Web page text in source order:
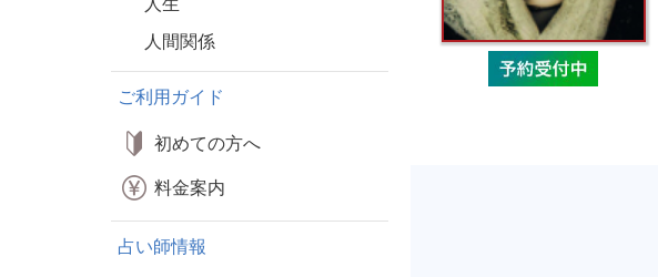
人間関係
ご利用ガイド
初めての方へ
料金案内
占い師情報